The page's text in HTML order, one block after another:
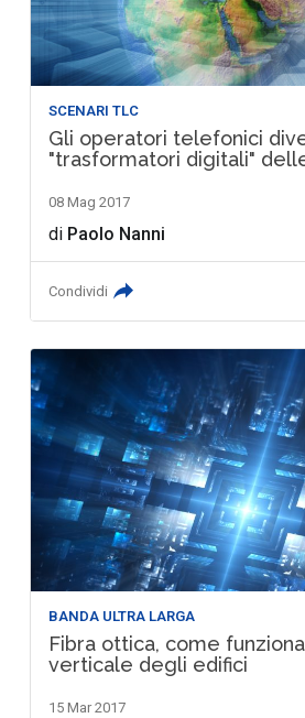
SCENARI TLC
Gli operatori telefonici
"trasformatori digitali"
08 Mag 2017
di Paolo Nanni
Condividi
BANDA ULTRA LARGA
Fibra ottica, come
verticale degli edifici
15 Mar 2017